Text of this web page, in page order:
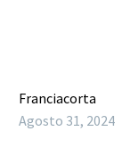
Franciacorta
Agosto 31, 2024